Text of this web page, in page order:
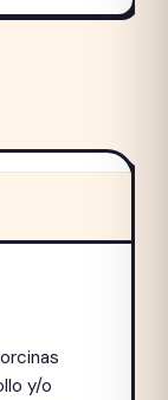
y/o